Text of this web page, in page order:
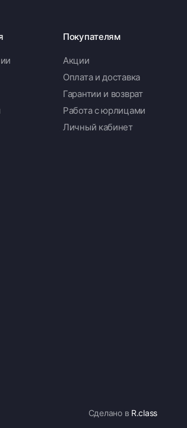
Покупателям
Акции
Оплата и доставка
Гарантии и возврат
Работа с юрлицами
Личный кабинет
Сделано в R.class